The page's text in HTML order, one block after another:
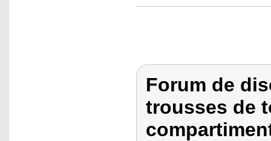
Forum de
trousses de